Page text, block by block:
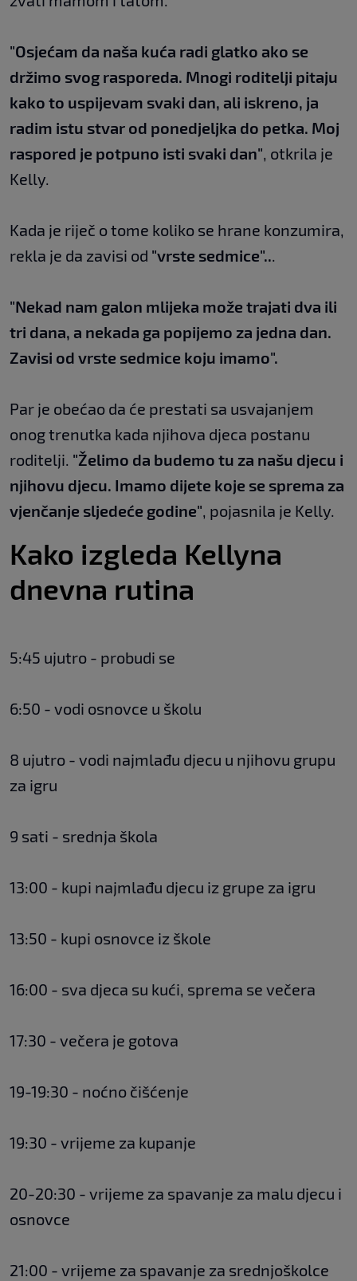
"Osjećam da naša kuća radi glatko ako se
držimo svog rasporeda. Mnogi roditelji pitaju
kako to uspijevam svaki dan, ali iskreno, ja
radim istu stvar od ponedjeljka do petka. Moj
raspored je potpuno isti svaki dan", otkrila je
Kelly.
Kada je riječ o tome koliko se hrane konzumira,
rekla je da zavisi od "vrste sedmice"...
"Nekad nam galon mlijeka može trajati dva ili
tri dana, a nekada ga popijemo za jedna dan.
Zavisi od vrste sedmice koju imamo".
Par je obećao da će prestati sa usvajanjem
onog trenutka kada njihova djeca postanu
roditelji. "Želimo da budemo tu za našu djecu i
njihovu djecu. Imamo dijete koje se sprema za
vjenčanje sljedeće godine", pojasnila je Kelly.
Kako izgleda Kellyna
dnevna rutina
5:45 ujutro - probudi se
6:50 - vodi osnovce u školu
8 ujutro - vodi najmlađu djecu u njihovu grupu
za igru
9 sati - srednja škola
13:00 - kupi najmlađu djecu iz grupe za igru
13:50 - kupi osnovce iz škole
16:00 - sva djeca su kući, sprema se večera
17:30 - večera je gotova
19-19:30 - noćno čišćenje
19:30 - vrijeme za kupanje
20-20:30 - vrijeme za spavanje za malu djecu i
osnovce
21:00 - vrijeme za spavanje za srednjoškolce